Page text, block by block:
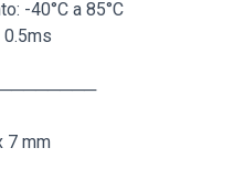
-40°C a 85°C
7 mm